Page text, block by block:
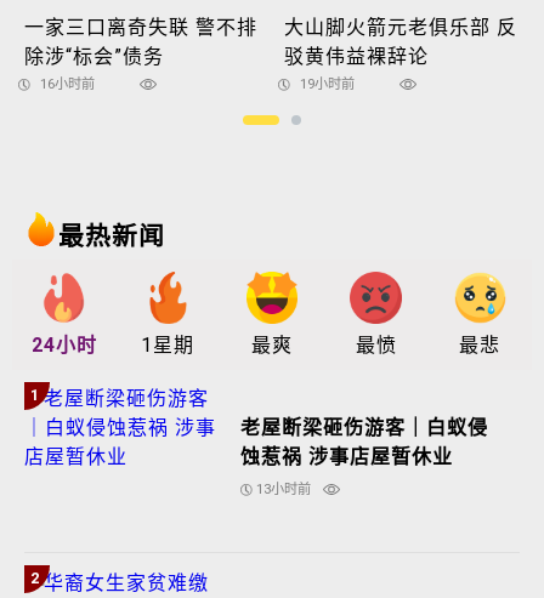
一家三口离奇失联 警不排
除涉“标会”债务
16小时前
大山脚火箭元老俱乐部 反
驳黄伟益裸辞论
19小时前
最热新闻
24小时 1星期 最爽 最愤 最悲
1
老屋断梁砸伤游客｜白蚁侵
蚀惹祸 涉事店屋暂休业
13小时前
2